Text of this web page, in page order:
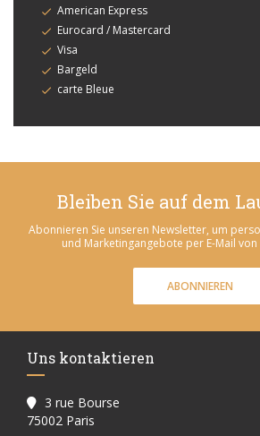
American Express
Eurocard / Mastercard
Visa
Bargeld
carte Bleue
Bleiben Sie auf dem
Abonnieren Sie unseren Newsletter, um
und Marketingangebote per E-Mail von
ABONNIEREN
Uns kontaktieren
3 rue Bourse
75002 Paris